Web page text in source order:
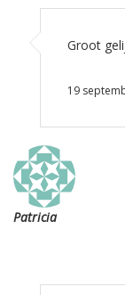
Groot
19
Patricia